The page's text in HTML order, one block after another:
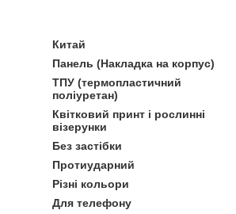
Китай
Панель (Накладка на корпус)
ТПУ (термопластичний
поліуретан)
Квітковий принт і рослинні
візерунки
Без застібки
Протиударний
Різні кольори
Для телефону